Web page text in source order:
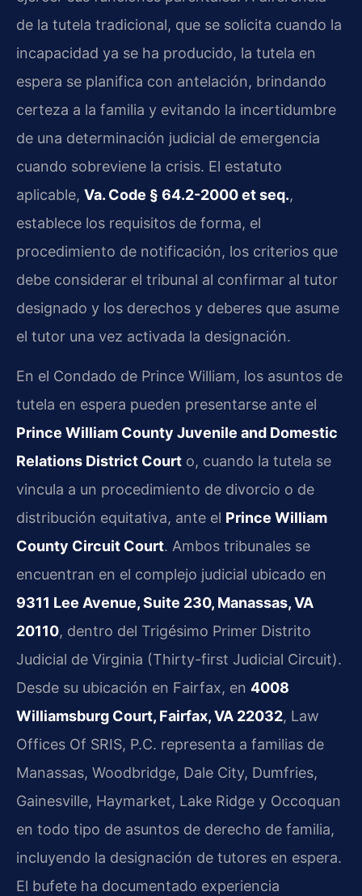
de la tutela tradicional, que se solicita cuando la
incapacidad ya se ha producido, la tutela en
espera se planifica con antelación, brindando
certeza a la familia y evitando la incertidumbre
de una determinación judicial de emergencia
cuando sobreviene la crisis. El estatuto
aplicable, Va. Code § 64.2-2000 et seq.,
establece los requisitos de forma, el
procedimiento de notificación, los criterios que
debe considerar el tribunal al confirmar al tutor
designado y los derechos y deberes que asume
el tutor una vez activada la designación.
En el Condado de Prince William, los asuntos de
tutela en espera pueden presentarse ante el
Prince William County Juvenile and Domestic
Relations District Court o, cuando la tutela se
vincula a un procedimiento de divorcio o de
distribución equitativa, ante el Prince William
County Circuit Court. Ambos tribunales se
encuentran en el complejo judicial ubicado en
9311 Lee Avenue, Suite 230, Manassas, VA
20110, dentro del Trigésimo Primer Distrito
Judicial de Virginia (Thirty-first Judicial Circuit).
Desde su ubicación en Fairfax, en 4008
Williamsburg Court, Fairfax, VA 22032, Law
Offices Of SRIS, P.C. representa a familias de
Manassas, Woodbridge, Dale City, Dumfries,
Gainesville, Haymarket, Lake Ridge y Occoquan
en todo tipo de asuntos de derecho de familia,
incluyendo la designación de tutores en espera.
El bufete ha documentado experiencia